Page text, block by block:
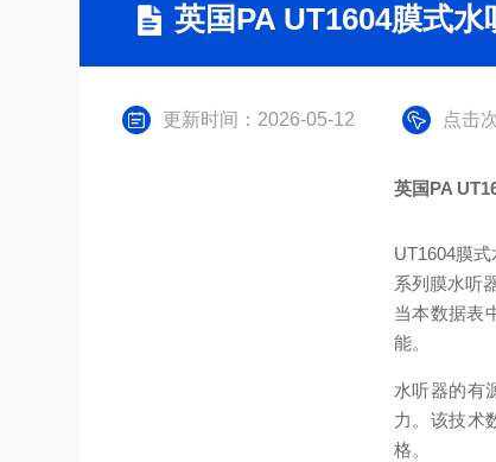
英国PA UT1604膜式水
更新时间：2026-05-12 点击
英国PA
UT1604膜
系列膜水听
当本数据表
能。
水听器的有
力。该技术
格。